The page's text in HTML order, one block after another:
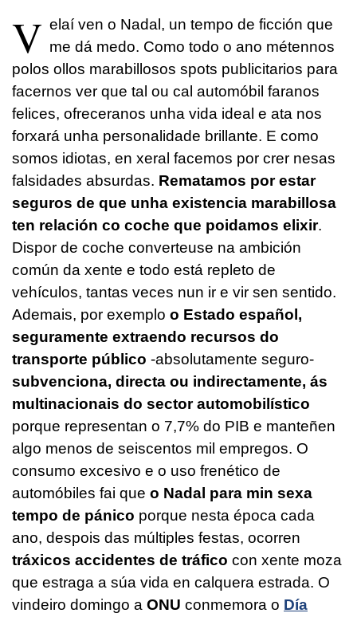
V elaí ven o Nadal, un tempo de ficción que
me dá medo. Como todo o ano métennos
polos ollos marabillosos spots publicitarios para
facernos ver que tal ou cal automóbil faranos
felices, ofreceranos unha vida ideal e ata nos
forxará unha personalidade brillante. E como
somos idiotas, en xeral facemos por crer nesas
falsidades absurdas. Rematamos por estar
seguros de que unha existencia marabillosa
ten relación co coche que poidamos elixir.
Dispor de coche converteuse na ambición
común da xente e todo está repleto de
vehículos, tantas veces nun ir e vir sen sentido.
Ademais, por exemplo o Estado español,
seguramente extraendo recursos do
transporte público -absolutamente seguro-
subvenciona, directa ou indirectamente, ás
multinacionais do sector automobilístico
porque representan o 7,7% do PIB e manteñen
algo menos de seiscentos mil empregos. O
consumo excesivo e o uso frenético de
automóbiles fai que o Nadal para min sexa
tempo de pánico porque nesta época cada
ano, despois das múltiples festas, ocorren
tráxicos accidentes de tráfico con xente moza
que estraga a súa vida en calquera estrada. O
vindeiro domingo a ONU conmemora o Día